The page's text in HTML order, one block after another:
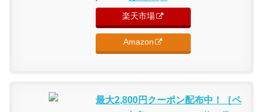
楽天市場
Amazon
最大2,800円クーポン配布中！［ペ